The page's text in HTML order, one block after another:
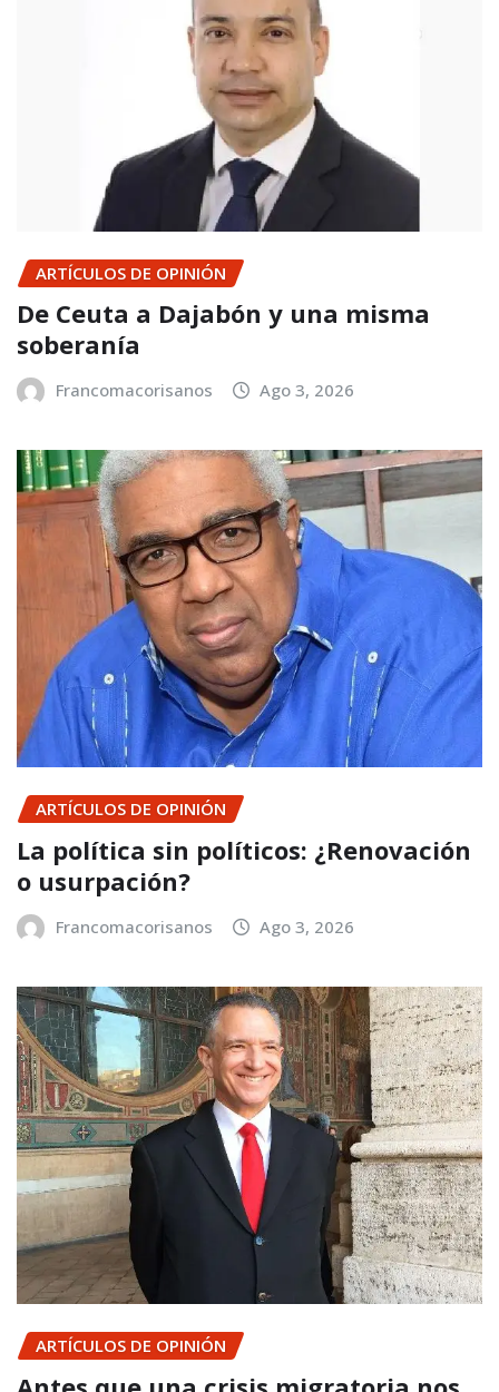
ARTÍCULOS DE OPINIÓN
De Ceuta a Dajabón y una misma
soberanía
Francomacorisanos Ago 3, 2026
ARTÍCULOS DE OPINIÓN
La política sin políticos: ¿Renovación
o usurpación?
Francomacorisanos Ago 3, 2026
ARTÍCULOS DE OPINIÓN